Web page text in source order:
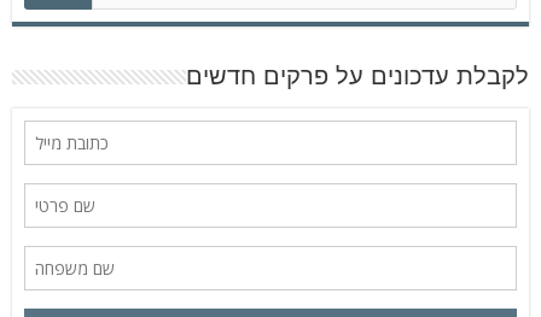
פ
ש
לקבלת עדכונים על פרקים חדשים